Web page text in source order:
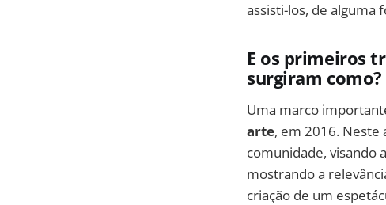
assisti-los, de alguma
E os primeiros
surgiram como?
Uma marco
arte, em 2016. Neste
comunidade, visando
mostrando a
criação de um